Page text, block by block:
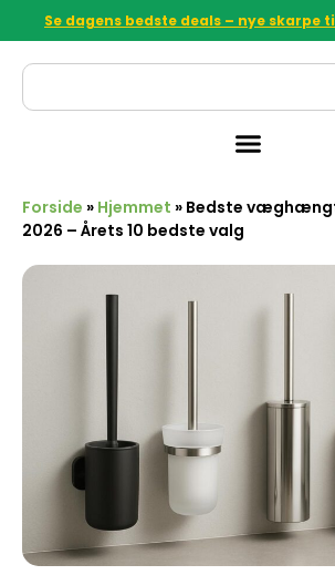
Se dagens bedste deals – nye skarpe
Forside » Hjemmet » Bedste
2026 – Årets 10 bedste valg